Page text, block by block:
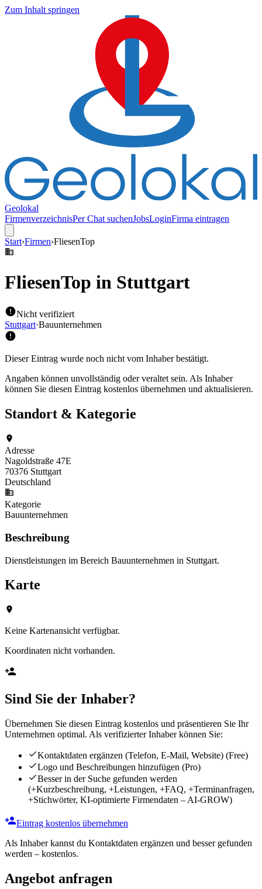
Zum Inhalt springen
Geolokal
FirmenverzeichnisPer Chat suchenJobsLoginFirma eintragen
Start›Firmen›FliesenTop
FliesenTop in Stuttgart
Nicht verifiziert
Stuttgart·Bauunternehmen
Dieser Eintrag wurde noch nicht vom Inhaber bestätigt.
Angaben können unvollständig oder veraltet sein. Als Inhaber
können Sie diesen Eintrag kostenlos übernehmen und aktualisieren.
Standort & Kategorie
Adresse
Nagoldstraße 47E
70376 Stuttgart
Deutschland
Kategorie
Bauunternehmen
Beschreibung
Dienstleistungen im Bereich Bauunternehmen in Stuttgart.
Karte
Keine Kartenansicht verfügbar.
Koordinaten nicht vorhanden.
Sind Sie der Inhaber?
Übernehmen Sie diesen Eintrag kostenlos und präsentieren Sie Ihr
Unternehmen optimal. Als verifizierter Inhaber können Sie:
Kontaktdaten ergänzen (Telefon, E-Mail, Website) (Free)
Logo und Beschreibungen hinzufügen (Pro)
Besser in der Suche gefunden werden
(+Kurzbeschreibung, +Leistungen, +FAQ, +Terminanfragen,
+Stichwörter, KI-optimierte Firmendaten – AI-GROW)
Eintrag kostenlos übernehmen
Als Inhaber kannst du Kontaktdaten ergänzen und besser gefunden
werden – kostenlos.
Angebot anfragen